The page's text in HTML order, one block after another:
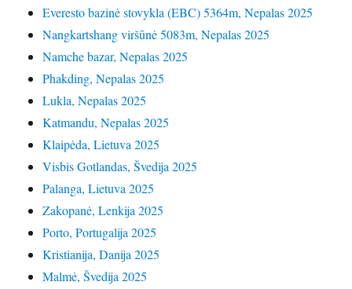
Everesto bazinė stovykla (EBC) 5364m, Nepalas 2025
Nangkartshang viršūnė 5083m, Nepalas 2025
Namche bazar, Nepalas 2025
Phakding, Nepalas 2025
Lukla, Nepalas 2025
Katmandu, Nepalas 2025
Klaipėda, Lietuva 2025
Visbis Gotlandas, Švedija 2025
Palanga, Lietuva 2025
Zakopanė, Lenkija 2025
Porto, Portugalija 2025
Kristianija, Danija 2025
Malmė, Švedija 2025